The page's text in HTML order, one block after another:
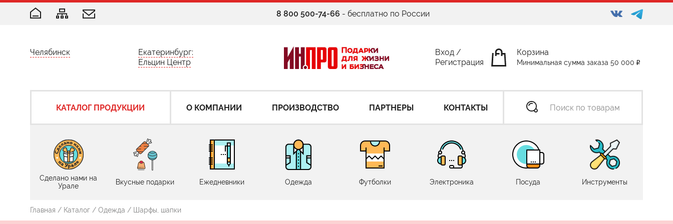
8 800 500-74-66 - бесплатно по России
Челябинск
Екатеринбург:
Ельцин Центр
Вход /
Регистрация
Корзина
Минимальная сумма заказа 50 000
КАТАЛОГ ПРОДУКЦИИ О КОМПАНИИ ПРОИЗВОДСТВО ПАРТНЕРЫ КОНТАКТЫ
Сделано нами на
Урале
Вкусные подарки Ежедневники Одежда Футболки Электроника Посуда Инструменты
Главная / Каталог / Одежда / Шарфы, шапки